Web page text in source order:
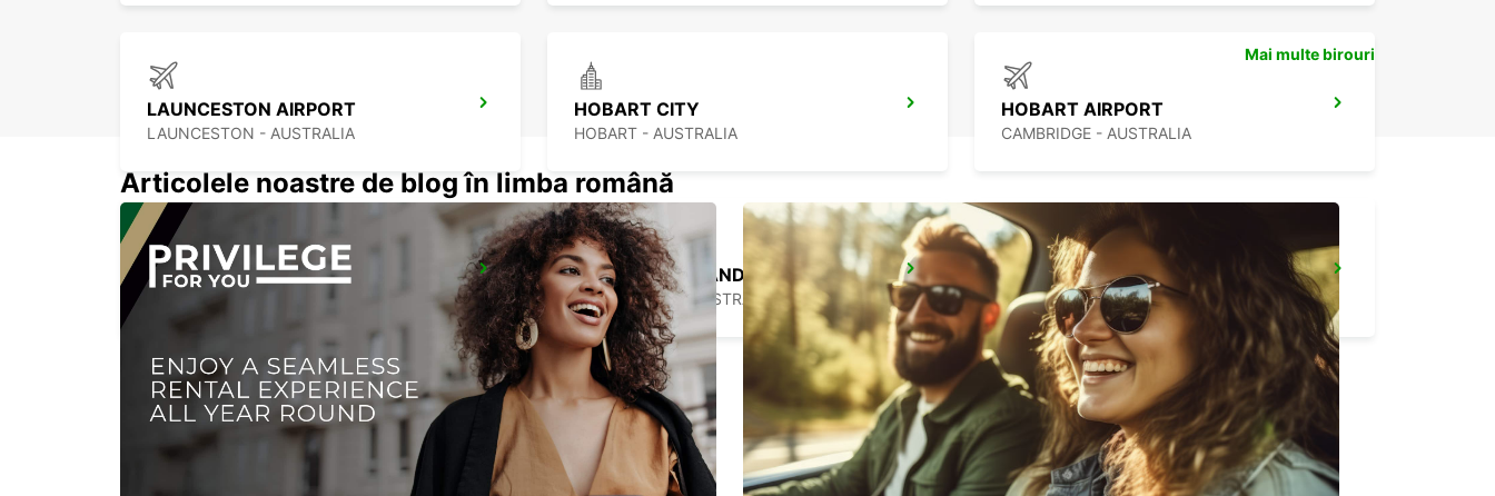
LAUNCESTON AIRPORT
LAUNCESTON - AUSTRALIA
HOBART CITY
HOBART - AUSTRALIA
HOBART AIRPORT
CAMBRIDGE - AUSTRALIA
MELBOURNE FRANKSTON
FRANKSTON - AUSTRALIA
MELBOURNE DANDENONG
DANDENONG - AUSTRALIA
MELBOURNE MOORABBIN
MOORABBIN - AUSTRALIA
Mai multe birouri
Articolele noastre de blog în limba română